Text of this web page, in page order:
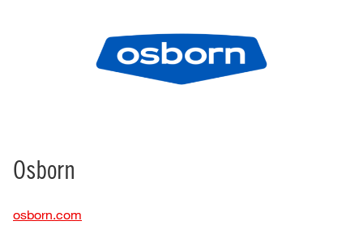
Osborn
osborn.com